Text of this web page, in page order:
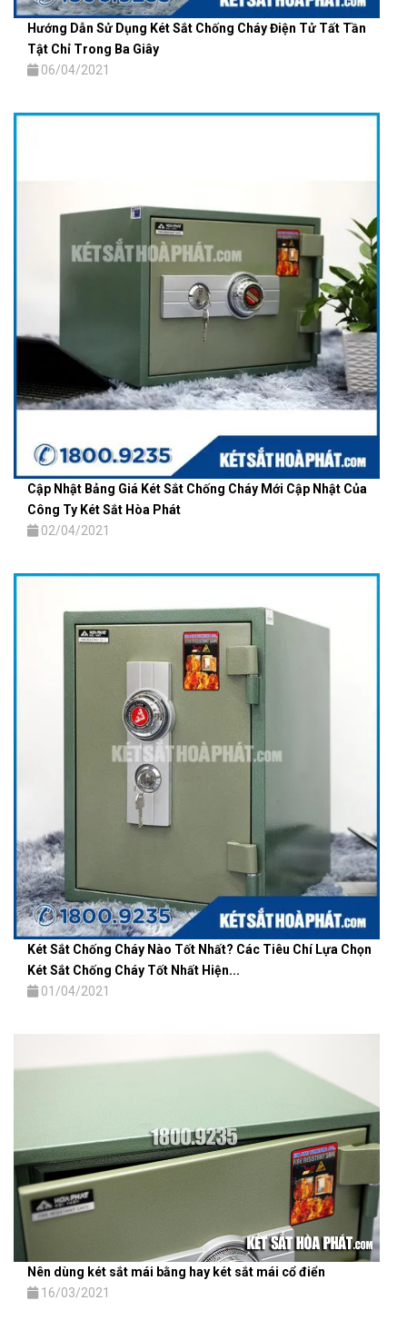
Hướng Dẫn Sử Dụng Két Sắt Chống Cháy Điện Tử Tất Tần
Tật Chỉ Trong Ba Giây
06/04/2021
Cập Nhật Bảng Giá Két Sắt Chống Cháy Mới Cập Nhật Của
Công Ty Két Sắt Hòa Phát
02/04/2021
Két Sắt Chống Cháy Nào Tốt Nhất? Các Tiêu Chí Lựa Chọn
Két Sắt Chống Cháy Tốt Nhất Hiện...
01/04/2021
Nên dùng két sắt mái bằng hay két sắt mái cổ điển
16/03/2021